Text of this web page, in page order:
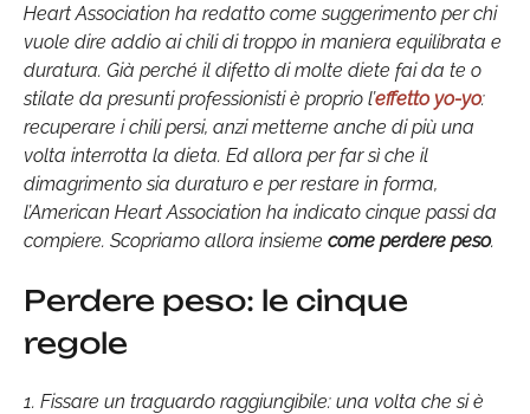
Heart Association ha redatto come suggerimento per chi
vuole dire addio ai chili di troppo in maniera equilibrata e
duratura. Già perché il difetto di molte diete fai da te o
stilate da presunti professionisti è proprio l’effetto yo-yo:
recuperare i chili persi, anzi metterne anche di più una
volta interrotta la dieta. Ed allora per far sì che il
dimagrimento sia duraturo e per restare in forma,
l’American Heart Association ha indicato cinque passi da
compiere. Scopriamo allora insieme come perdere peso.
Perdere peso: le cinque
regole
1. Fissare un traguardo raggiungibile: una volta che si è